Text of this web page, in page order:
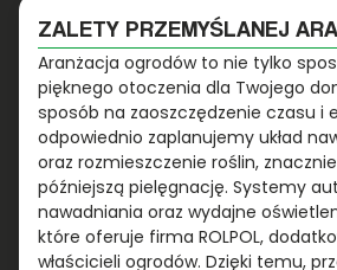
ZALETY PRZEMYŚLANEJ
Aranżacja ogrodów to nie tylko
pięknego otoczenia dla Twojego
sposób na zaoszczędzenie czasu i
odpowiednio zaplanujemy układ
oraz rozmieszczenie roślin,
późniejszą pielęgnację. Systemy
nawadniania oraz wydajne
które oferuje firma ROLPOL,
właścicieli ogrodów. Dzięki temu,